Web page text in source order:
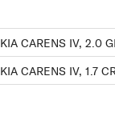
KIA CARENS IV, 2.0
KIA CARENS IV, 1.7